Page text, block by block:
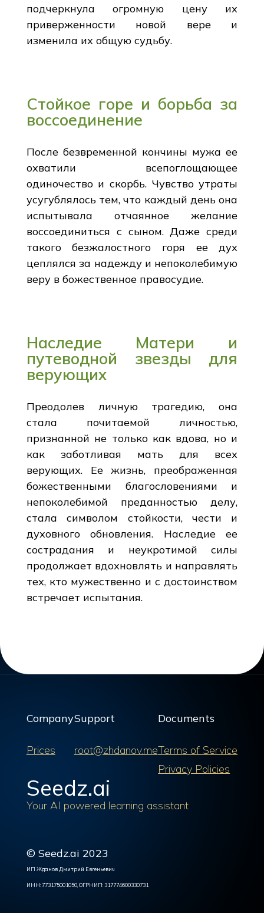
подчеркнула огромную цену их
приверженности новой вере и
изменила их общую судьбу.
Стойкое горе и борьба за
воссоединение
После безвременной кончины мужа ее
охватили всепоглощающее
одиночество и скорбь. Чувство утраты
усугублялось тем, что каждый день она
испытывала отчаянное желание
воссоединиться с сыном. Даже среди
такого безжалостного горя ее дух
цеплялся за надежду и непоколебимую
веру в божественное правосудие.
Наследие Матери и
путеводной звезды для
верующих
Преодолев личную трагедию, она
стала почитаемой личностью,
признанной не только как вдова, но и
как заботливая мать для всех
верующих. Ее жизнь, преображенная
божественными благословениями и
непоколебимой преданностью делу,
стала символом стойкости, чести и
духовного обновления. Наследие ее
сострадания и неукротимой силы
продолжает вдохновлять и направлять
тех, кто мужественно и с достоинством
встречает испытания.
Company
Prices
Support
root@zhdanov.me
Documents
Terms of Service
Privacy Policies
Seedz.ai
Your AI powered learning assistant
© Seedz.ai 2023
ИП Жданов Дмитрий Евгеньевич
ИНН: 773175001050, ОГРНИП: 317774600330731